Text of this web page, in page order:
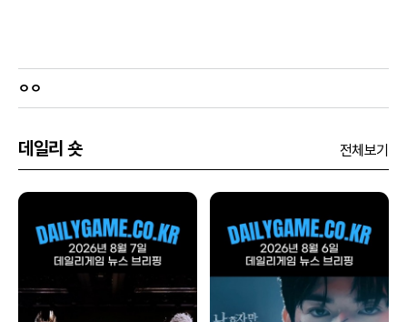
ㅇㅇ
데일리 숏 전체보기